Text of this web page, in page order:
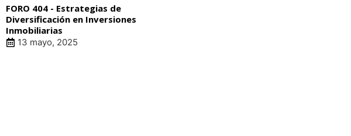
FORO 404 - Estrategias de
Diversificación en Inversiones
Inmobiliarias
13 mayo, 2025